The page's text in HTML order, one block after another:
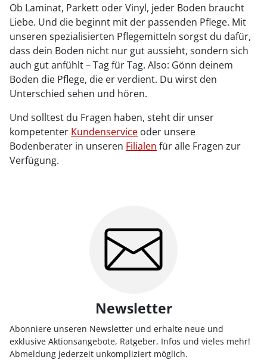
Ob Laminat, Parkett oder Vinyl, jeder Boden braucht
Liebe. Und die beginnt mit der passenden Pflege. Mit
unseren spezialisierten Pflegemitteln sorgst du dafür,
dass dein Boden nicht nur gut aussieht, sondern sich
auch gut anfühlt – Tag für Tag. Also: Gönn deinem
Boden die Pflege, die er verdient. Du wirst den
Unterschied sehen und hören.
Und solltest du Fragen haben, steht dir unser
kompetenter Kundenservice oder unsere
Bodenberater in unseren Filialen für alle Fragen zur
Verfügung.
Newsletter
Abonniere unseren Newsletter und erhalte neue und
exklusive Aktionsangebote, Ratgeber, Infos und vieles mehr!
Abmeldung jederzeit unkompliziert möglich.